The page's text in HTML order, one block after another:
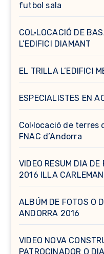
futbol sala
COL·LOCACIÓ DE
L’EDIFICI DIAMANT
EL TRILLA L’EDIFICI
ESPECIALISTES EN
Col·locació de terres
FNAC d’Andorra
VIDEO RESUM DIA
2016 ILLA
ALBÚM DE FOTOS O
ANDORRA 2016
VIDEO NOVA
PATROCINADOR O